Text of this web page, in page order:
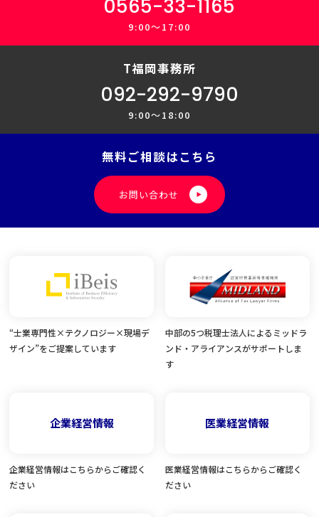
0565-33-1165
9:00～17:00
T福岡事務所
092-292-9790
9:00〜18:00
無料ご相談はこちら
お問い合わせ
“士業専門性×テクノロジー×現場デ
ザイン”をご提案しています
中部の5つ税理士法人によるミッドラ
ンド・アライアンスがサポートしま
す
企業経営情報
企業経営情報はこちらからご確認く
ださい
医業経営情報
医業経営情報はこちらからご確認く
ださい